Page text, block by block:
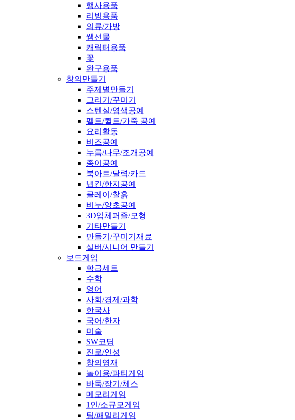
행사용품
리빙용품
의류/가방
쌤선물
캐릭터용품
꽃
완구용품
창의만들기
주제별만들기
그리기/꾸미기
스텐실/염색공예
펠트/퀼트/가죽 공예
요리활동
비즈공예
누름/나무/조개공예
종이공예
북아트/달력/카드
냅킨/한지공예
클레이/찰흙
비누/양초공예
3D입체퍼즐/모형
기타만들기
만들기/꾸미기재료
실버/시니어 만들기
보드게임
학급세트
수학
영어
사회/경제/과학
한국사
국어/한자
미술
SW코딩
진로/인성
창의영재
놀이용/파티게임
바둑/장기/체스
메모리게임
1인/소규모게임
팀/패밀리게임